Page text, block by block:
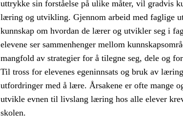
uttrykke sin forståelse på ulike måter, vil gradvis
læring og utvikling. Gjennom arbeid med faglige
kunnskap om hvordan de lærer og utvikler seg i
elevene ser sammenhenger mellom
mangfold av strategier for å tilegne seg, dele og
Til tross for elevenes egeninnsats og bruk av
utfordringer med å lære. Årsakene er ofte mange
utvikle evnen til livslang læring hos alle elever
skolen.